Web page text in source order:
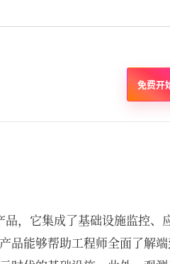
免费开
，它集成了基础设施监控、
品能够帮助工程师全面了解